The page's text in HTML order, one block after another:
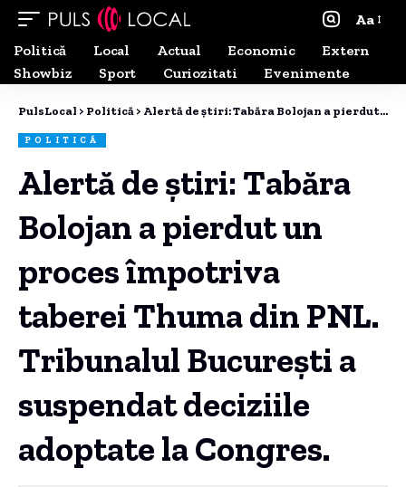
Aa
Politică
Local Actual Economic
Extern
Showbiz
Sport Curiozitati Evenimente
PulsLocal > Politică > Alertă de știri: Tabăra Bolojan a pierdut un proces împotriva taberei Thuma din PNL. Tribunalul București a suspendat deciziile adoptate la Congres.
POLITICĂ
Alertă de știri: Tabăra
Bolojan a pierdut un
proces împotriva
taberei Thuma din PNL.
Tribunalul București a
suspendat deciziile
adoptate la Congres.